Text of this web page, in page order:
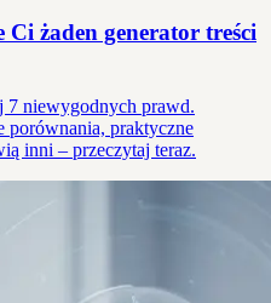
Ci żaden generator treści
7 niewygodnych prawd.
porównania, praktyczne
inni – przeczytaj teraz.